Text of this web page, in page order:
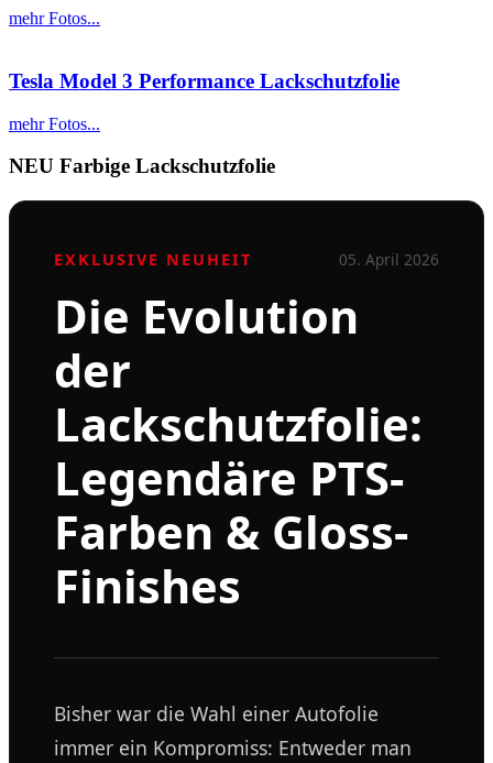
mehr Fotos...
Tesla Model 3 Performance Lackschutzfolie
mehr Fotos...
NEU Farbige Lackschutzfolie
EXKLUSIVE NEUHEIT 05. April 2026
Die Evolution
der
Lackschutzfolie:
Legendäre PTS-
Farben & Gloss-
Finishes
Bisher war die Wahl einer Autofolie
immer ein Kompromiss: Entweder man